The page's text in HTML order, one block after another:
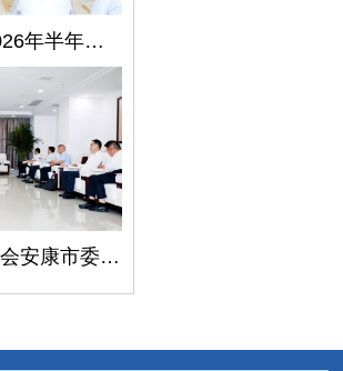
陕西地矿集团2026年半年工作会议在西安召开
屈永安、荆平拜会安康市委书记柯昌万